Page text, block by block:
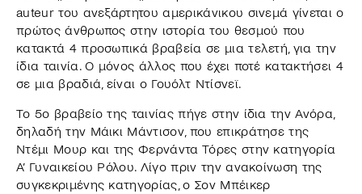
auteur του ανεξάρτητου αμερικάνικου σινεμά γίνεται ο
πρώτος άνθρωπος στην ιστορία του θεσμού που
κατακτά 4 προσωπικά βραβεία σε μια τελετή, για την
ίδια ταινία. Ο μόνος άλλος που έχει ποτέ κατακτήσει 4
σε μια βραδιά, είναι ο Γουόλτ Ντίσνεϊ.
Το 5ο βραβείο της ταινίας πήγε στην ίδια την Ανόρα,
δηλαδή την Μάικι Μάντισον, που επικράτησε της
Ντέμι Μουρ και της Φερνάντα Τόρες στην κατηγορία
Α’ Γυναικείου Ρόλου. Λίγο πριν την ανακοίνωση της
συγκεκριμένης κατηγορίας, ο Σον Μπέικερ